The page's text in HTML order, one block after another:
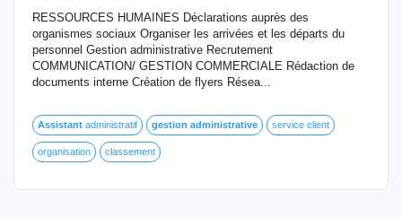
RESSOURCES HUMAINES Déclarations auprès des
organismes sociaux Organiser les arrivées et les départs du
personnel Gestion administrative Recrutement
COMMUNICATION/ GESTION COMMERCIALE Rédaction de
documents interne Création de flyers Résea...
Assistant administratif gestion administrative service client
organisation classement